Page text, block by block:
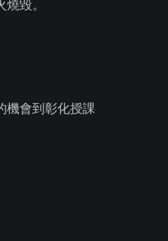
毀。
機會到彰化授課